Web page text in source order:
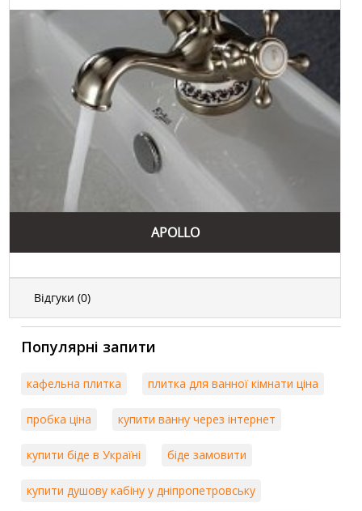
APOLLO
Відгуки (0)
Популярні запити
кафельна плитка плитка для ванної кімнати ціна
пробка ціна купити ванну через інтернет
купити біде в Україні біде замовити
купити душову кабіну у дніпропетровську